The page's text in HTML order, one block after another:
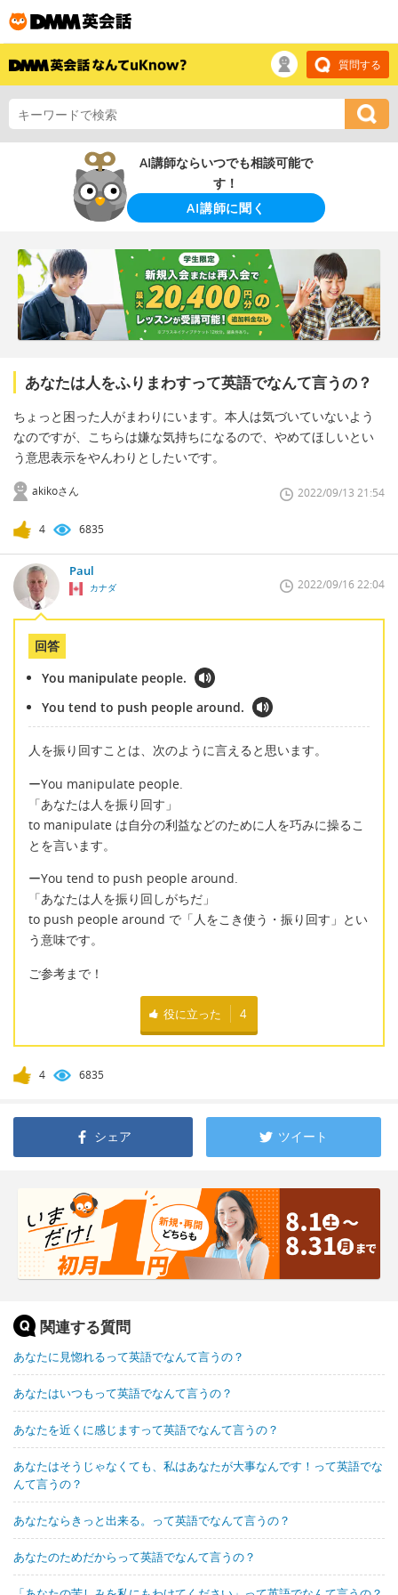
質問する
AI講師ならいつでも相談可能で
す！
AI講師に聞く
あなたは人をふりまわすって英語でなんて言うの？
ちょっと困った人がまわりにいます。本人は気づいていないよう
なのですが、こちらは嫌な気持ちになるので、やめてほしいとい
う意思表示をやんわりとしたいです。
akikoさん 2022/09/13 21:54
4 6835
Paul
カナダ 2022/09/16 22:04
回答
You manipulate people.
You tend to push people around.
人を振り回すことは、次のように言えると思います。
ーYou manipulate people.
「あなたは人を振り回す」
to manipulate は自分の利益などのために人を巧みに操るこ
とを言います。
ーYou tend to push people around.
「あなたは人を振り回しがちだ」
to push people around で「人をこき使う・振り回す」とい
う意味です。
ご参考まで！
役に立った 4
4 6835
シェア ツイート
関連する質問
あなたに見惚れるって英語でなんて言うの？
あなたはいつもって英語でなんて言うの？
あなたを近くに感じますって英語でなんて言うの？
あなたはそうじゃなくても、私はあなたが大事なんです！って英語でな
んて言うの？
あなたならきっと出来る。って英語でなんて言うの？
あなたのためだからって英語でなんて言うの？